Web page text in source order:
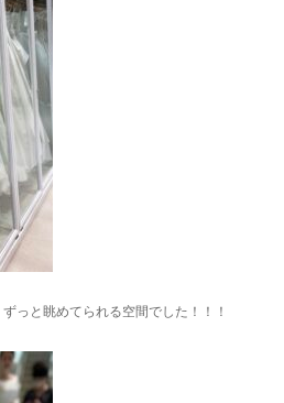
っと眺めてられる空間でした！！！